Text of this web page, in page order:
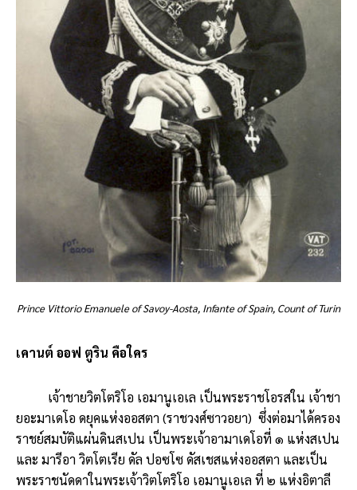
Prince Vittorio Emanuele of Savoy-Aosta, Infante of Spain, Count of Turin
เคานต์ ออฟ ตูริน คือใคร
เจ้าชายวิตโตริโอ เอมานูเอเล เป็นพระราชโอรสใน เจ้าชา
ยอะมาเดโอ ดยุคแห่งออสตา (ราชวงศ์ซาวอยา) ซึ่งต่อมาได้ครอง
ราชย์สมบัติแผ่นดินสเปน เป็นพระเจ้าอามาเดโอที่ ๑ แห่งสเปน
และ มารีอา วิตโตเรีย ดัล ปอซโซ ดัสเชสแห่งออสตา และเป็น
พระราชนัดดาในพระเจ้าวิตโตริโอ เอมานูเอเล ที่ ๒ แห่งอิตาลี